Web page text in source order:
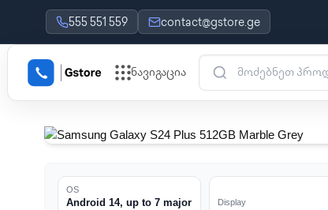
555 551 559 contact@gstore.ge
ნავიგაცია